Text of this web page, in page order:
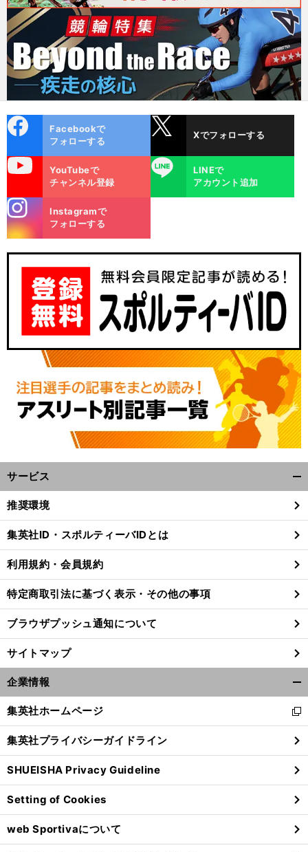
ok
Facebookで
フォローする
Xでフォローする
YouTubeで
チャンネル登録
LINE
LINEで
アカウント追加
m
Instagramで
フォローする
サービス
閉
る
推奨環境
集英社ID・スポルティーバIDとは
利用規約・会員規約
特定商取引法に基づく表示・その他の事項
ブラウザプッシュ通知について
サイトマップ
企業情報
閉
る
集英社ホームページ
新
し
い
ウ
ィ
ン
ド
ウ
で
開
集英社プライバシーガイドライン
SHUEISHA Privacy Guideline
Setting of Cookies
web Sportivaについて